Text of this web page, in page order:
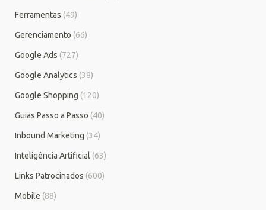
Ferramentas (49)
Gerenciamento (66)
Google Ads (727)
Google Analytics (38)
Google Shopping (120)
Guias Passo a Passo (40)
Inbound Marketing (34)
Inteligência Artificial (63)
Links Patrocinados (600)
Mobile (88)